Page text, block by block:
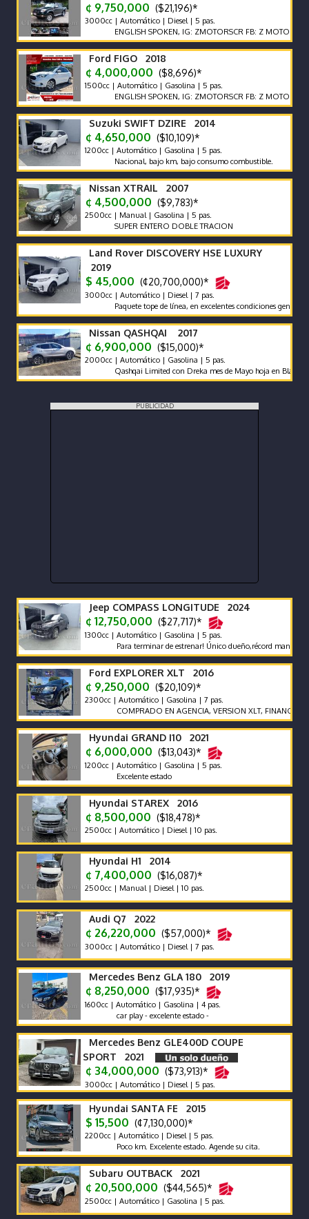
¢ 9,750,000 ($21,196)*
3000cc | Automático | Diesel | 5 pas.
ENGLISH SPOKEN, IG: ZMOTORSCR FB: Z MOTORS.
Ford FIGO 2018
¢ 4,000,000 ($8,696)*
1500cc | Automático | Gasolina | 5 pas.
ENGLISH SPOKEN, IG: ZMOTORSCR FB: Z MOTORS.
Suzuki SWIFT DZIRE 2014
¢ 4,650,000 ($10,109)*
1200cc | Automático | Gasolina | 5 pas.
Nacional, bajo km, bajo consumo combustible.
Nissan XTRAIL 2007
¢ 4,500,000 ($9,783)*
2500cc | Manual | Gasolina | 5 pas.
SUPER ENTERO DOBLE TRACION
Land Rover DISCOVERY HSE LUXURY
2019
$ 45,000 (¢20,700,000)*
3000cc | Automático | Diesel | 7 pas.
Paquete tope de línea, en excelentes condiciones generales.
Nissan QASHQAI 2017
¢ 6,900,000 ($15,000)*
2000cc | Automático | Gasolina | 5 pas.
Qashqai Limited con Dreka mes de Mayo hoja en Blanco
PUBLICIDAD
Jeep COMPASS LONGITUDE 2024
¢ 12,750,000 ($27,717)*
1300cc | Automático | Gasolina | 5 pas.
Para terminar de estrenar! Único dueño,récord mant
Ford EXPLORER XLT 2016
¢ 9,250,000 ($20,109)*
2300cc | Automático | Gasolina | 7 pas.
COMPRADO EN AGENCIA, VERSION XLT,
Hyundai GRAND I10 2021
¢ 6,000,000 ($13,043)*
1200cc | Automático | Gasolina | 5 pas.
Excelente estado
Hyundai STAREX 2016
¢ 8,500,000 ($18,478)*
2500cc | Automático | Diesel | 10 pas.
Hyundai H1 2014
¢ 7,400,000 ($16,087)*
2500cc | Manual | Diesel | 10 pas.
Audi Q7 2022
¢ 26,220,000 ($57,000)*
3000cc | Automático | Diesel | 7 pas.
Mercedes Benz GLA 180 2019
¢ 8,250,000 ($17,935)*
1600cc | Automático | Gasolina | 4 pas.
car play - excelente estado -
Mercedes Benz GLE400D COUPE
SPORT 2021
¢ 34,000,000 ($73,913)*
3000cc | Automático | Diesel | 5 pas.
Hyundai SANTA FE 2015
$ 15,500 (¢7,130,000)*
2200cc | Automático | Diesel | 5 pas.
Poco km. Excelente estado. Agende su cita.
Subaru OUTBACK 2021
¢ 20,500,000 ($44,565)*
2500cc | Automático | Gasolina | 5 pas.